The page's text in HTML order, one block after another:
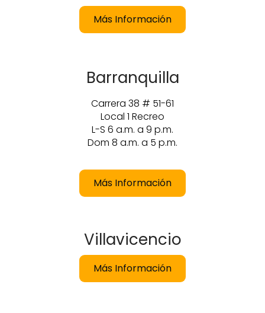
Más Información
Barranquilla
Carrera 38 # 51-61
Local 1 Recreo
L-S 6 a.m. a 9 p.m.
Dom 8 a.m. a 5 p.m.
Más Información
Villavicencio
Más Información